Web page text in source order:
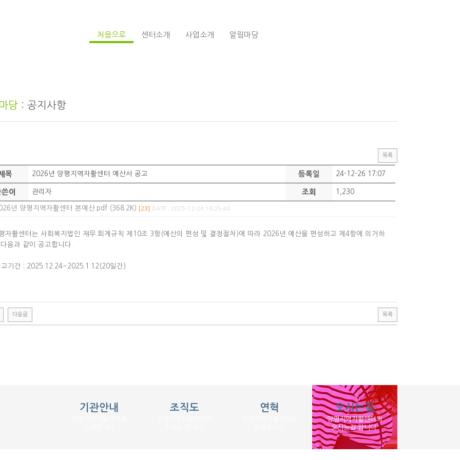
처음으로 센터소개 사업소개 알림마당
당 : 공지사항
목록
목 2026년 양평지역자활센터 예산서 공고 등록일 24-12-26 17:07
이 관리자 조회 1,230
년 양평지역자활센터 본예산.pdf (368.2K) [23] DATE : 2025-12-24 16:25:48
자활센터는 사회복지법인 재무.회계규칙 제10조 3항(예산의 편성 및 결정절차)에 따라 2026년 예산을 편성하고 제4항에 의거하
음과 같이 공고합니다.
고기간 : 2025.12.24~2025.1.12(20일간)
다음글 목록
기관안내 조직도 연혁 오시는길
양평지역자활센터의
오시는길 입니다.